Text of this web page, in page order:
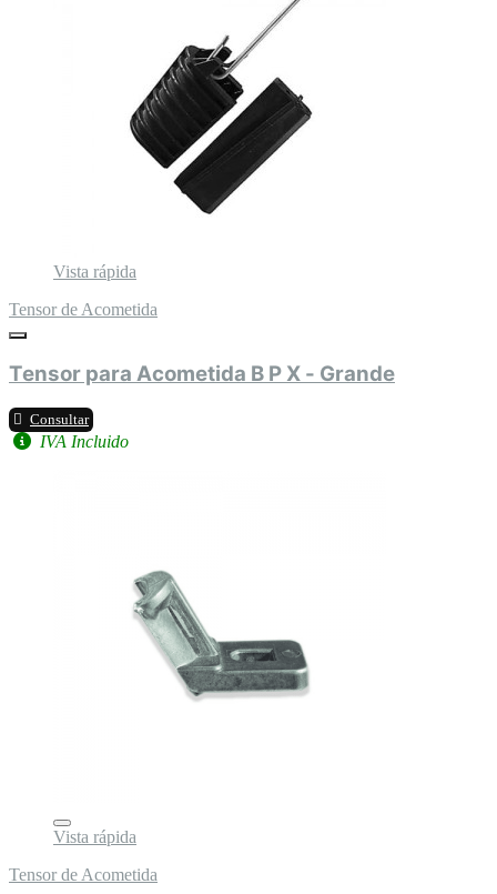
Vista rápida
Tensor de Acometida
Tensor para Acometida B P X - Grande
Consultar
IVA Incluido
Vista rápida
Tensor de Acometida